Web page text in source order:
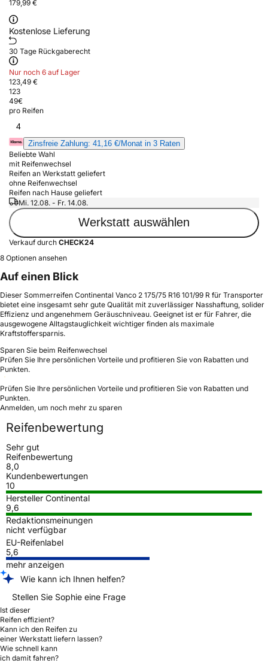
179,99 €
Kostenlose Lieferung
30 Tage Rückgaberecht
Nur noch 6 auf Lager
123,49 €
123
49€
pro Reifen
4
Zinsfreie Zahlung: 41,16 €/Monat in 3 Raten
Beliebte Wahl
mit Reifenwechsel
Reifen an Werkstatt geliefert
ohne Reifenwechsel
Reifen nach Hause geliefert
Mi. 12.08. - Fr. 14.08.
Werkstatt auswählen
Verkauf durch CHECK24
8 Optionen ansehen
Auf einen Blick
Dieser Sommerreifen Continental Vanco 2 175/75 R16 101/99 R für Transporter
bietet eine insgesamt sehr gute Qualität mit zuverlässiger Nasshaftung, solider
Effizienz und angenehmem Geräuschniveau. Geeignet ist er für Fahrer, die
ausgewogene Alltagstauglichkeit wichtiger finden als maximale
Kraftstoffersparnis.
Sparen Sie beim Reifenwechsel
Prüfen Sie Ihre persönlichen Vorteile und profitieren Sie von Rabatten und
Punkten.
Prüfen Sie Ihre persönlichen Vorteile und profitieren Sie von Rabatten und
Punkten.
Anmelden, um noch mehr zu sparen
Reifenbewertung
Sehr gut
Reifenbewertung
8,0
Kundenbewertungen
10
Hersteller Continental
9,6
Redaktionsmeinungen
nicht verfügbar
EU-Reifenlabel
5,6
mehr anzeigen
Wie kann ich Ihnen helfen?
Stellen Sie Sophie eine Frage
Ist dieser
Reifen effizient?
Kann ich den Reifen zu
einer Werkstatt liefern lassen?
Wie schnell kann
ich damit fahren?